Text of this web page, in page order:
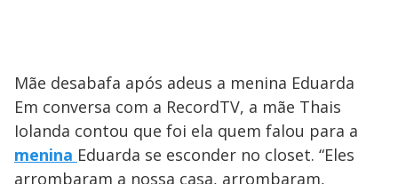
Mãe desabafa após adeus a menina Eduarda
Em conversa com a RecordTV, a mãe Thais
Iolanda contou que foi ela quem falou para a
menina Eduarda se esconder no closet. “Eles
arrombaram a nossa casa, arrombaram,